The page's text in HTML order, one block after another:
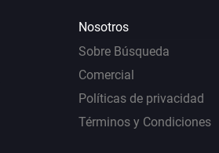
Nosotros
Sobre Búsqueda
Comercial
Políticas de privacidad
Términos y Condiciones